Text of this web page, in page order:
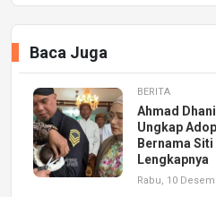
Baca Juga
BERITA
Ahmad
Ungkap
Bernama
Lengkapnya
Rabu, 10